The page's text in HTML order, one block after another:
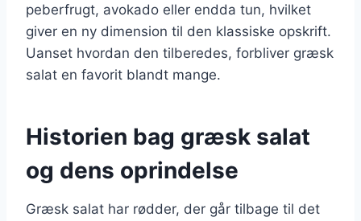
peberfrugt, avokado eller endda tun, hvilket
giver en ny dimension til den klassiske opskrift.
Uanset hvordan den tilberedes, forbliver græsk
salat en favorit blandt mange.
Historien bag græsk salat
og dens oprindelse
Græsk salat har rødder, der går tilbage til det